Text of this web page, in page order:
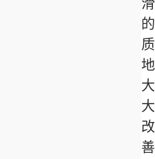
滑
的
质
大
大
改
善